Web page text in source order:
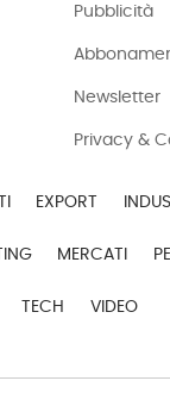
Pubblicità
Newsletter
Privacy &
EXPORT
MERCATI
TECH VIDEO